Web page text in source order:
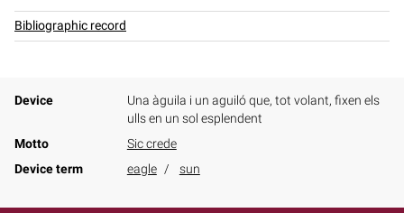
Bibliographic record
Device
Una àguila i un aguiló que, tot volant, fixen els
ulls en un sol esplendent
Motto
Sic crede
Device term
eagle sun